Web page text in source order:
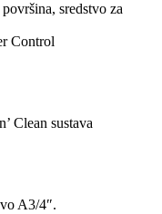
sredstvo za
Control
Clean sustava
A3/4″.